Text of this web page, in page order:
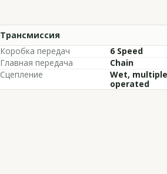
Трансмиссия
Коробка передач
6 Speed
Главная передача
Chain
Сцепление
Wet,
operated